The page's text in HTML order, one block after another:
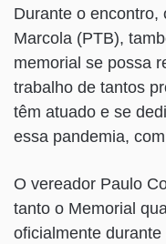
Durante o encontro,
Marcola (PTB),
memorial se possa
trabalho de tantos
têm atuado e se
essa pandemia,
O vereador Paulo
tanto o Memorial
oficialmente